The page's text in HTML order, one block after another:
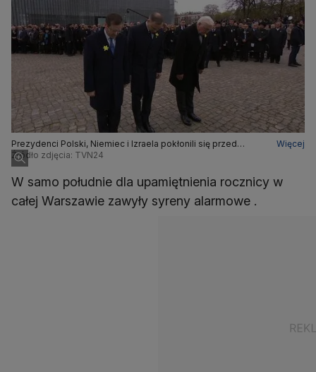
Prezydenci Polski, Niemiec i Izraela pokłonili się przed
Pomnikiem Bohaterów Getta w Warszawie
Więcej
Źródło zdjęcia: TVN24
W samo południe dla upamiętnienia rocznicy w
całej Warszawie zawyły syreny alarmowe .